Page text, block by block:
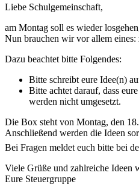
Liebe Schulgemeinschaft,
am Montag soll es wieder
Nun brauchen wir vor allem
Dazu beachtet bitte Folgendes:
Bitte schreibt eure Idee(n)
Bitte achtet darauf, dass
werden nicht umgesetzt.
Die Box steht von Montag, den
Anschließend werden die Ideen
Bei Fragen meldet euch bitte bei
Viele Grüße und zahlreiche Ideen
Eure Steuergruppe